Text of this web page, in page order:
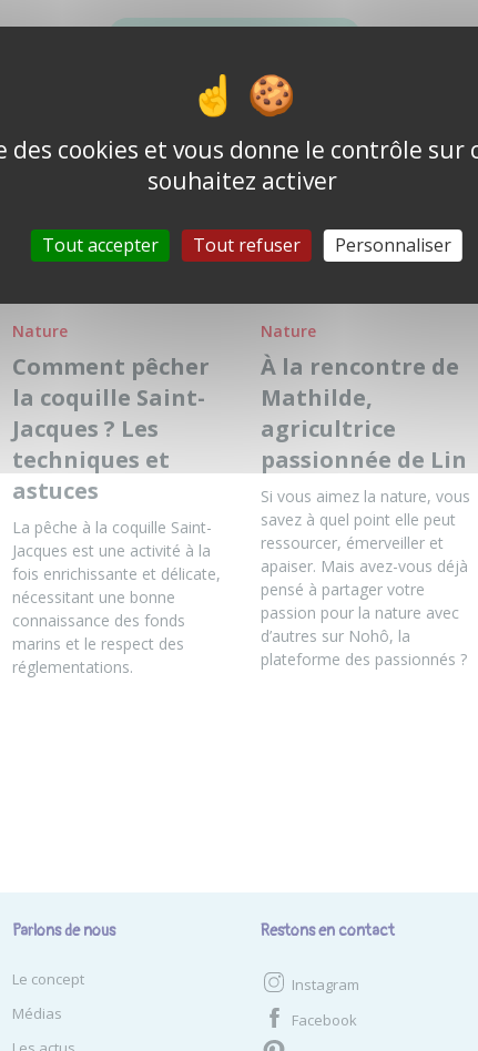
Ces articles peuvent aussi t'intéresser
Nature
Comment pêcher
la coquille Saint-
Jacques ? Les
techniques et
astuces
La pêche à la coquille Saint-
Jacques est une activité à la
fois enrichissante et délicate,
nécessitant une bonne
connaissance des fonds
marins et le respect des
réglementations.
Nature
À la rencontre de
Mathilde,
agricultrice
passionnée de Lin
Si vous aimez la nature, vous
savez à quel point elle peut
ressourcer, émerveiller et
apaiser. Mais avez-vous déjà
pensé à partager votre
passion pour la nature avec
d’autres sur Nohô, la
plateforme des passionnés ?
Parlons de nous
Le concept
Médias
Restons en contact
Instagram
Facebook
des cookies et vous donne le contrôle sur
souhaitez activer
Tout accepter Tout refuser Personnaliser